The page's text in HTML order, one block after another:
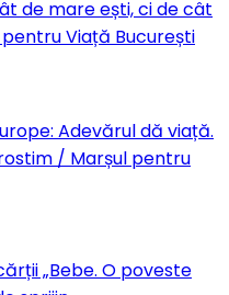
de mare ești, ci de cât
Viață București
Adevărul dă viață.
/ Marșul pentru
„Bebe. O poveste